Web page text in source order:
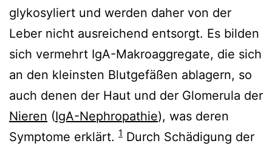
glykosyliert und werden daher von der
Leber nicht ausreichend entsorgt. Es bilden
sich vermehrt IgA-Makroaggregate, die sich
an den kleinsten Blutgefäßen ablagern, so
auch denen der Haut und der Glomerula der
Nieren (IgA-Nephropathie), was deren
Symptome erklärt. 1 Durch Schädigung der